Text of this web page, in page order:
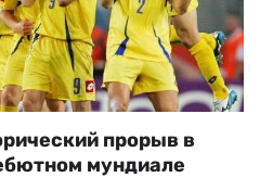
прорыв в
мундиале